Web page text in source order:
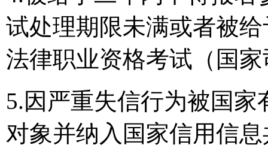
试处理期限未满或者被
法律职业资格考试（国
5.因严重失信行为被国
对象并纳入国家信用信